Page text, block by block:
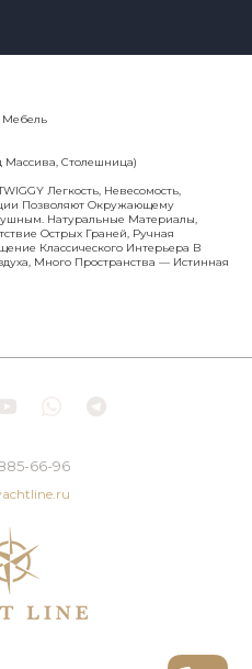
Мебель
Массива, Столешница)
Легкость, Невесомость,
Позволяют Окружающему
Натуральные Материалы,
Острых Граней, Ручная
Классического Интерьера В
Много Пространства — Истинная
66-96